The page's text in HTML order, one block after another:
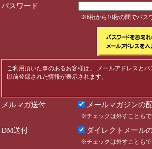
パスワード
※6桁から10桁の間でパス
ご利用頂いた事のあるお客様は、 メールアドレスと
以前登録された情報が表示されます。
メルマガ送付 メールマガジンの
※チェックは外すことも
DM送付 ダイレクトメール
※チェックは外すことも